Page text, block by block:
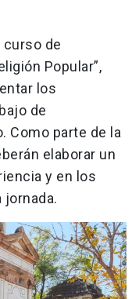
curso de
Popular”,
los
de
Como parte de la
elaborar un
y en los